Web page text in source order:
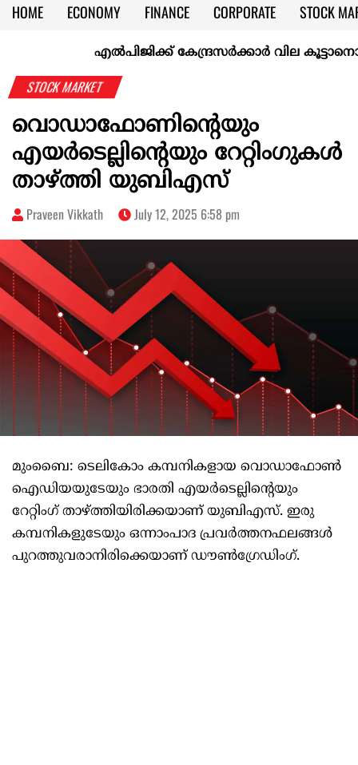
HOME ECONOMY FINANCE CORPORATE
STOCK
KERALA @70
എല്‍പിജിക്ക് കേന്ദ്രസർക്കാർ വില
STOCK MARKET
വൊഡാഫോണിന്റെയും
എയര്‍ടെല്ലിന്റെയും റേറ്റിംഗുകള്‍
താഴ്ത്തി യുബിഎസ്
Praveen Vikkath July 12, 2025 6:58 pm
മുംബൈ: ടെലികോം കമ്പനികളായ വൊഡാഫോണ്‍
ഐഡിയയുടേയും ഭാരതി എയര്‍ടെല്ലിന്റെയും
റേറ്റിംഗ് താഴ്ത്തിയിരിക്കയാണ് യുബിഎസ്. ഇരു
കമ്പനികളുടേയും ഒന്നാംപാദ പ്രവര്‍ത്തനഫലങ്ങള്‍
പുറത്തുവരാനിരിക്കെയാണ് ഡൗണ്‍ഗ്രേഡിംഗ്.